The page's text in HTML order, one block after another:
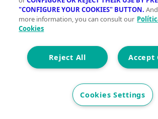
"CONFIGURE YOUR COOKIES" BUTTON.
more information, you can consult our
Cookies
Accept
Reject All
Cookies Settings